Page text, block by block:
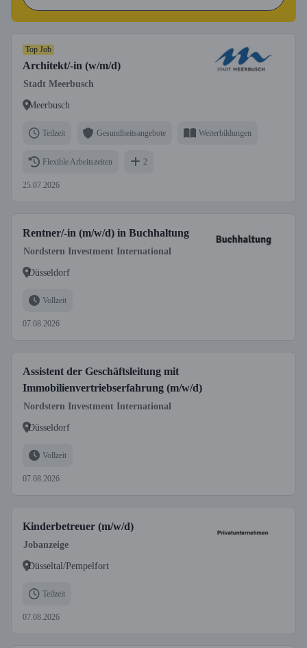
Top Job
Architekt/-in (w/m/d)
Stadt Meerbusch
Meerbusch
Teilzeit Gesundheitsangebote Weiterbildungen
Flexible Arbeitszeiten 2
25.07.2026
Rentner/-in (m/w/d) in Buchhaltung
Nordstern Investment International
Düsseldorf
Vollzeit
07.08.2026
Assistent der Geschäftsleitung mit
Immobilienvertriebserfahrung (m/w/d)
Nordstern Investment International
Düsseldorf
Vollzeit
07.08.2026
Kinderbetreuer (m/w/d)
Jobanzeige
Düsseltal/Pempelfort
Teilzeit
07.08.2026